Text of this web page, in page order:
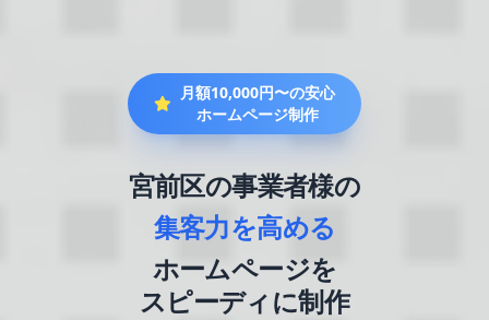
月額10,000円〜の安心
ホームページ制作
宮前区の事業者様の
集客力を高める
ホームページを
スピーディに制作